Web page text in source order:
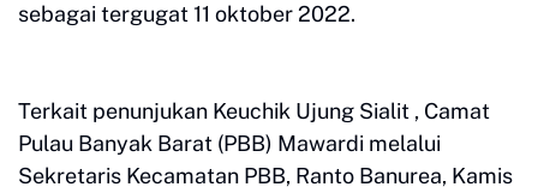
sebagai tergugat 11 oktober 2022.
Terkait penunjukan Keuchik Ujung Sialit , Camat
Pulau Banyak Barat (PBB) Mawardi melalui
Sekretaris Kecamatan PBB, Ranto Banurea, Kamis